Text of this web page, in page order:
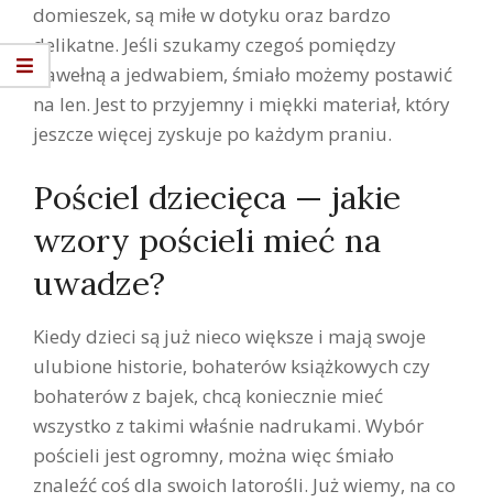
domieszek, są miłe w dotyku oraz bardzo
delikatne. Jeśli szukamy czegoś pomiędzy
bawełną a jedwabiem, śmiało możemy postawić
na len. Jest to przyjemny i miękki materiał, który
jeszcze więcej zyskuje po każdym praniu.
Pościel dziecięca — jakie
wzory pościeli mieć na
uwadze?
Kiedy dzieci są już nieco większe i mają swoje
ulubione historie, bohaterów książkowych czy
bohaterów z bajek, chcą koniecznie mieć
wszystko z takimi właśnie nadrukami. Wybór
pościeli jest ogromny, można więc śmiało
znaleźć coś dla swoich latorośli. Już wiemy, na co